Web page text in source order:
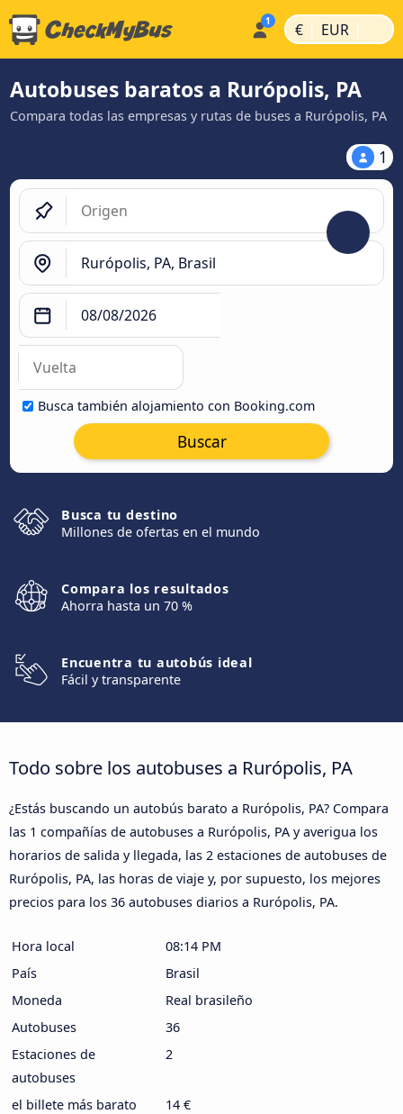
€ | EUR |
Autobuses baratos a Rurópolis, PA
Compara todas las empresas y rutas de buses a Rurópolis, PA
1
Busca también alojamiento con Booking.com
Buscar
Busca tu destino
Millones de ofertas en el mundo
Compara los resultados
Ahorra hasta un 70 %
Encuentra tu autobús ideal
Fácil y transparente
Todo sobre los autobuses a Rurópolis, PA
¿Estás buscando un autobús barato a Rurópolis, PA? Compara
las 1 compañías de autobuses a Rurópolis, PA y averigua los
horarios de salida y llegada, las 2 estaciones de autobuses de
Rurópolis, PA, las horas de viaje y, por supuesto, los mejores
precios para los 36 autobuses diarios a Rurópolis, PA.
Hora local
08:14 PM
País
Brasil
Moneda
Real brasileño
Autobuses
36
Estaciones de
autobuses
2
el billete más barato
14 €